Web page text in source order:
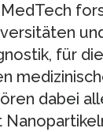
für
dabei